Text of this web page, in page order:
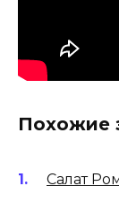
Похожие
Салат